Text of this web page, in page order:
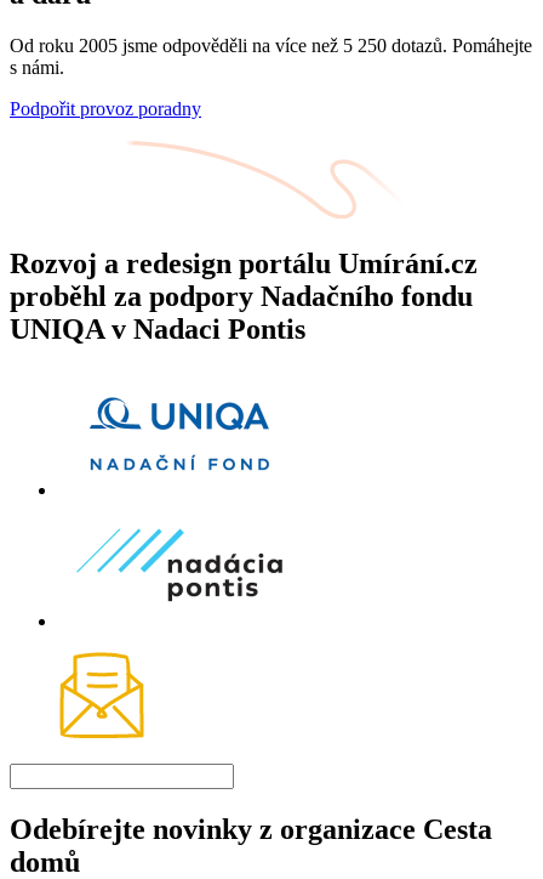
Od roku 2005 jsme odpověděli na více než 5 250 dotazů. Pomáhejte
s námi.
Podpořit provoz poradny
Rozvoj a redesign portálu Umírání.cz
proběhl za podpory Nadačního fondu
UNIQA v Nadaci Pontis
Odebírejte novinky z organizace Cesta
domů